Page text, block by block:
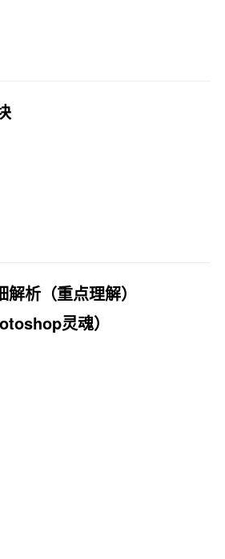
析（重点理解）
灵魂）